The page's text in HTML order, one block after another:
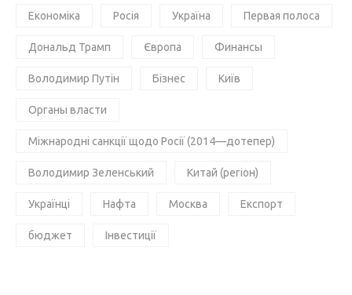
Економіка Росія Україна Первая полоса
Дональд Трамп Європа Финансы
Володимир Путін Бізнес Київ
Органы власти
Міжнародні санкції щодо Росії (2014—дотепер)
Володимир Зеленський Китай (регіон)
Українці Нафта Москва Експорт
бюджет Інвестиції